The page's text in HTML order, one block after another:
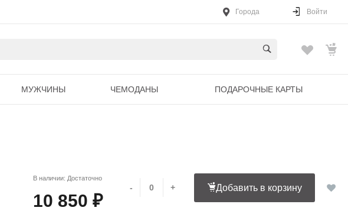
Города Войти
МУЖЧИНЫ ЧЕМОДАНЫ ПОДАРОЧНЫЕ КАРТЫ
В наличии: Достаточно
10 850 ₽
- + Добавить в корзину